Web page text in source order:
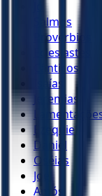
Salmos
Provérbios
Eclesiastes
Cânticos
Isaías
Jeremias
Ezequiel
Daniel
Oséias
Joel
Amós